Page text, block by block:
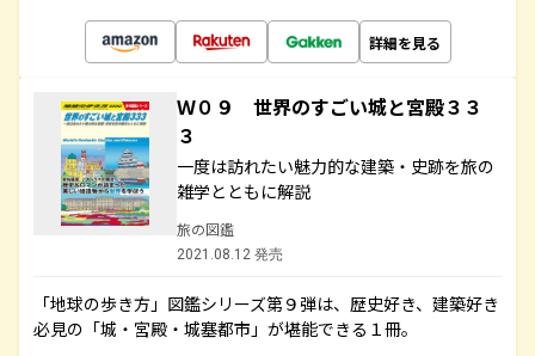
詳細を見る
Ｗ０９ 世界のすごい城と宮殿３３
３
一度は訪れたい魅力的な建築・史跡を旅の
雑学とともに解説
旅の図鑑
2021.08.12 発売
「地球の歩き方」図鑑シリーズ第９弾は、歴史好き、建築好き
必見の「城・宮殿・城塞都市」が堪能できる１冊。